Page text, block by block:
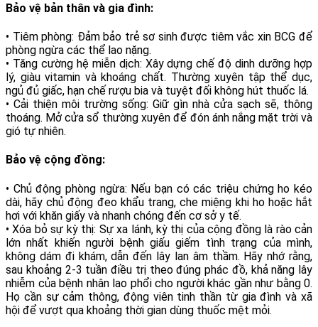
Bảo vệ bản thân và gia đình:
• Tiêm phòng: Đảm bảo trẻ sơ sinh được tiêm vắc xin BCG để
phòng ngừa các thể lao nặng.
• Tăng cường hệ miễn dịch: Xây dựng chế độ dinh dưỡng hợp
lý, giàu vitamin và khoáng chất. Thường xuyên tập thể dục,
ngủ đủ giấc, hạn chế rượu bia và tuyệt đối không hút thuốc lá.
• Cải thiện môi trường sống: Giữ gìn nhà cửa sạch sẽ, thông
thoáng. Mở cửa sổ thường xuyên để đón ánh nắng mặt trời và
gió tự nhiên.
Bảo vệ cộng đồng:
• Chủ động phòng ngừa: Nếu bạn có các triệu chứng ho kéo
dài, hãy chủ động đeo khẩu trang, che miệng khi ho hoặc hắt
hơi với khăn giấy và nhanh chóng đến cơ sở y tế.
• Xóa bỏ sự kỳ thị: Sự xa lánh, kỳ thị của cộng đồng là rào cản
lớn nhất khiến người bệnh giấu giếm tình trạng của mình,
không dám đi khám, dẫn đến lây lan âm thầm. Hãy nhớ rằng,
sau khoảng 2-3 tuần điều trị theo đúng phác đồ, khả năng lây
nhiễm của bệnh nhân lao phổi cho người khác gần như bằng 0.
Họ cần sự cảm thông, động viên tinh thần từ gia đình và xã
hội để vượt qua khoảng thời gian dùng thuốc mệt mỏi.